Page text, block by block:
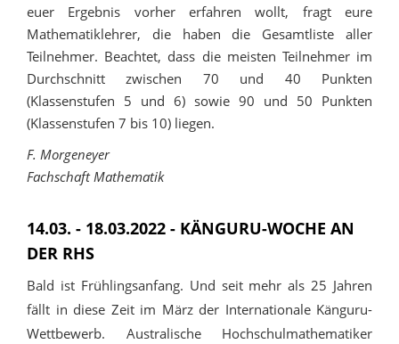
euer Ergebnis vorher erfahren wollt, fragt eure
Mathematiklehrer, die haben die Gesamtliste aller
Teilnehmer. Beachtet, dass die meisten Teilnehmer im
Durchschnitt zwischen 70 und 40 Punkten
(Klassenstufen 5 und 6) sowie 90 und 50 Punkten
(Klassenstufen 7 bis 10) liegen.
F. Morgeneyer
Fachschaft Mathematik
14.03. - 18.03.2022 - KÄNGURU-WOCHE AN
DER RHS
Bald ist Frühlingsanfang. Und seit mehr als 25 Jahren
fällt in diese Zeit im März der Internationale Känguru-
Wettbewerb. Australische Hochschulmathematiker